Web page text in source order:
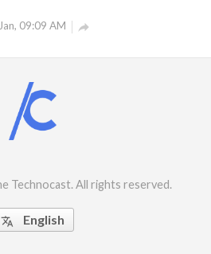
09:09 AM 
Technocast. All rights reserved.
 English